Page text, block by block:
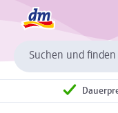
Suchen und finden